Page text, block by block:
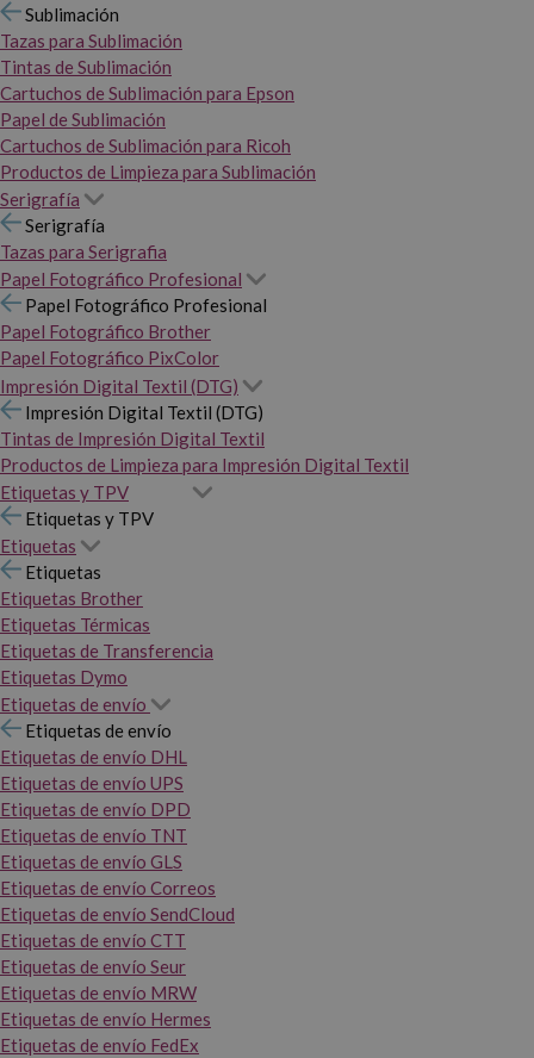
Sublimación
Tazas para Sublimación
Tintas de Sublimación
Cartuchos de Sublimación para Epson
Papel de Sublimación
Cartuchos de Sublimación para Ricoh
Productos de Limpieza para Sublimación
Serigrafía
Serigrafía
Tazas para Serigrafia
Papel Fotográfico Profesional
Papel Fotográfico Profesional
Papel Fotográfico Brother
Papel Fotográfico PixColor
Impresión Digital Textil (DTG)
Impresión Digital Textil (DTG)
Tintas de Impresión Digital Textil
Productos de Limpieza para Impresión Digital Textil
Etiquetas y TPV
Etiquetas y TPV
Etiquetas
Etiquetas
Etiquetas Brother
Etiquetas Térmicas
Etiquetas de Transferencia
Etiquetas Dymo
Etiquetas de envío
Etiquetas de envío
Etiquetas de envío DHL
Etiquetas de envío UPS
Etiquetas de envío DPD
Etiquetas de envío TNT
Etiquetas de envío GLS
Etiquetas de envío Correos
Etiquetas de envío SendCloud
Etiquetas de envío CTT
Etiquetas de envío Seur
Etiquetas de envío MRW
Etiquetas de envío Hermes
Etiquetas de envío FedEx